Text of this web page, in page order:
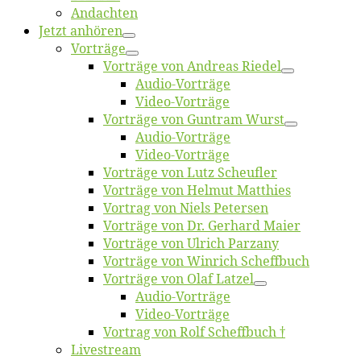
An­dach­ten
Jetzt an­hö­ren
Vor­trä­ge
Vor­trä­ge von An­dre­as Riedel
Au­dio-Vor­trä­ge
Vi­deo-Vor­trä­ge
Vor­trä­ge von Gun­tram Wurst
Au­dio-Vor­trä­ge
Vi­deo-Vor­trä­ge
Vor­trä­ge von Lutz Scheufler
Vor­trä­ge von Hel­mut Matthies
Vor­trag von Niels Petersen
Vor­trä­ge von Dr. Ger­hard Maier
Vor­trä­ge von Ul­rich Parzany
Vor­trä­ge von Win­rich Scheffbuch
Vor­trä­ge von Olaf Latzel
Au­dio-Vor­trä­ge
Vi­deo-Vor­trä­ge
Vor­trag von Rolf Scheffbuch †
Live­stream